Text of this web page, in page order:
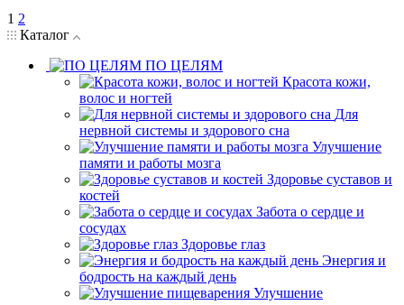
1 2
Каталог
ПО ЦЕЛЯМ
Красота кожи,
волос и ногтей
Для
нервной системы и здорового сна
Улучшение
памяти и работы мозга
Здоровье суставов и
костей
Забота о сердце и
сосудах
Здоровье глаз
Энергия и
бодрость на каждый день
Улучшение